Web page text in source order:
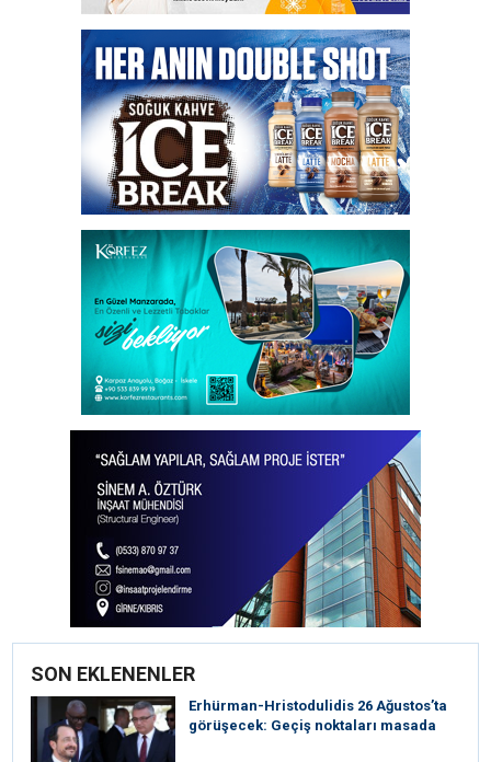
SON EKLENENLER
Erhürman-Hristodulidis 26 Ağustos’ta
görüşecek: Geçiş noktaları masada